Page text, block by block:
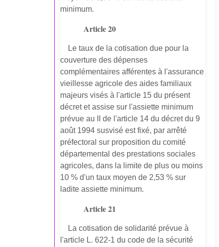
minimum.
Article 20
Le taux de la cotisation due pour la
couverture des dépenses
complémentaires afférentes à l'assurance
vieillesse agricole des aides familiaux
majeurs visés à l'article 15 du présent
décret et assise sur l'assiette minimum
prévue au II de l'article 14 du décret du 9
août 1994 susvisé est fixé, par arrêté
préfectoral sur proposition du comité
départemental des prestations sociales
agricoles, dans la limite de plus ou moins
10 % d'un taux moyen de 2,53 % sur
ladite assiette minimum.
Article 21
La cotisation de solidarité prévue à
l'article L. 622-1 du code de la sécurité